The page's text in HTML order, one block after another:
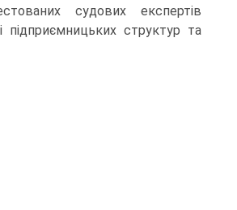
судових експертiв
пiдприємницьких структур та